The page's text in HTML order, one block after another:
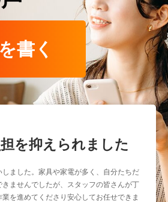
書く
を抑えられました
ました。家具や家電が多く、自分たちだ
ませんでしたが、スタッフの皆さんが丁
を進めてくださり安心してお任せできま